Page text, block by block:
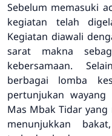
Sebelum memasuki
kegiatan telah
Kegiatan diawali
sarat makna
kebersamaan.
berbagai lomba
pertunjukan
Mas Mbak Tidar
menunjukkan